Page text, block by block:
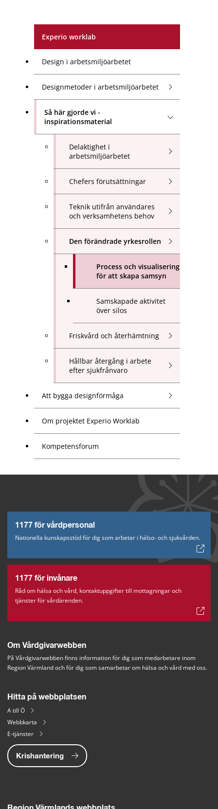
Experio worklab
Design i arbetsmiljöarbetet
Designmetoder i arbetsmiljöarbetet
Så här gjorde vi -
inspirationsmaterial
Delaktighet i
arbetsmiljöarbetet
Chefers förutsättningar
Teknik utifrån användares
och verksamhetens behov
Den förändrade yrkesrollen
Process och visualisering
för att skapa samsyn
Samskapade aktivitet
över silos
Friskvård och återhämtning
Hållbar återgång i arbete
efter sjukfrånvaro
Att bygga designförmåga
Om projektet Experio Worklab
Kompetensforum
1177 för vårdpersonal
Nationella kunskapsstöd för dig som arbetar i hälso- och sjukvården.
1177 för invånare
Råd om hälsa och vård, kontaktuppgifter till mottagningar och
tjänster för vårdärenden.
Om Vårdgivarwebben
På Vårdgivarwebben finns information för dig som medarbetare inom
Region Värmland och för dig som samarbetar om hälsa och vård med oss.
Hitta på webbplatsen
A till Ö
Webbkarta
E-tjänster
Krishantering